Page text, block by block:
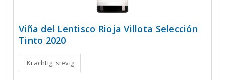
Viña del Lentisco Rioja Villota Selección
Tinto 2020
Krachtig, stevig